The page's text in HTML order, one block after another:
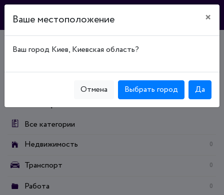
Главная Доска объявлений
Земли жилой и общественной застройки
Все категории
Недвижимость
0
Транспорт 0
Работа 0
Ваше местоположение ×
Ваш город Киев, Киевская область?
Отмена Выбрать город Да